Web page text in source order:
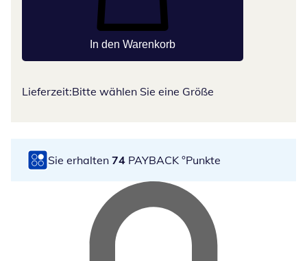
In den Warenkorb
Lieferzeit:Bitte wählen Sie eine Größe
Sie erhalten 74 PAYBACK °Punkte